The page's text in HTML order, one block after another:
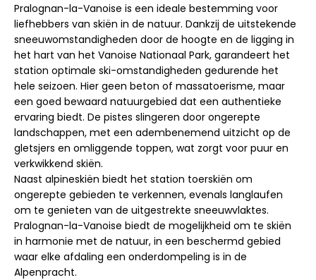
Pralognan-la-Vanoise is een ideale bestemming voor
liefhebbers van skiën in de natuur. Dankzij de uitstekende
sneeuwomstandigheden door de hoogte en de ligging in
het hart van het Vanoise Nationaal Park, garandeert het
station optimale ski-omstandigheden gedurende het
hele seizoen. Hier geen beton of massatoerisme, maar
een goed bewaard natuurgebied dat een authentieke
ervaring biedt. De pistes slingeren door ongerepte
landschappen, met een adembenemend uitzicht op de
gletsjers en omliggende toppen, wat zorgt voor puur en
verkwikkend skiën.
Naast alpineskiën biedt het station toerskiën om
ongerepte gebieden te verkennen, evenals langlaufen
om te genieten van de uitgestrekte sneeuwvlaktes.
Pralognan-la-Vanoise biedt de mogelijkheid om te skiën
in harmonie met de natuur, in een beschermd gebied
waar elke afdaling een onderdompeling is in de
Alpenpracht.